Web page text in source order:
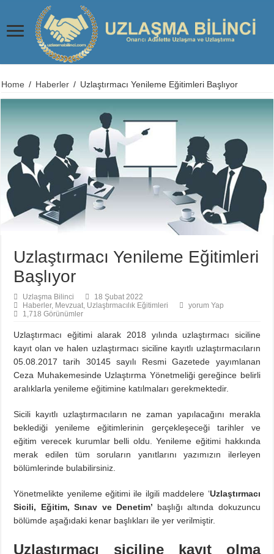
Home / Haberler / Uzlaştırmacı Yenileme Eğitimleri Başlıyor
Uzlaştırmacı Yenileme Eğitimleri
Başlıyor
Uzlaşma Bilinci
18 Şubat 2022
Haberler, Mevzuat, Uzlaştırmacılık Eğitimleri
yorum Yap
1,718 Görünümler
Uzlaştırmacı eğitimi alarak 2018 yılında uzlaştırmacı siciline
kayıt olan ve halen uzlaştırmacı siciline kayıtlı uzlaştırmacıların
05.08.2017 tarih 30145 sayılı Resmi Gazetede yayımlanan
Ceza Muhakemesinde Uzlaştırma Yönetmeliği gereğince belirli
aralıklarla yenileme eğitimine katılmaları gerekmektedir.
Sicili kayıtlı uzlaştırmacıların ne zaman yapılacağını merakla
beklediği yenileme eğitimlerinin gerçekleşeceği tarihler ve
eğitim verecek kurumlar belli oldu. Yenileme eğitimi hakkında
merak edilen tüm soruların yanıtlarını yazımızın ilerleyen
bölümlerinde bulabilirsiniz.
Yönetmelikte yenileme eğitimi ile ilgili maddelere ‘Uzlaştırmacı
Sicili, Eğitim, Sınav ve Denetim’ başlığı altında dokuzuncu
bölümde aşağıdaki kenar başlıkları ile yer verilmiştir.
Uzlaştırmacı siciline kayıt olma